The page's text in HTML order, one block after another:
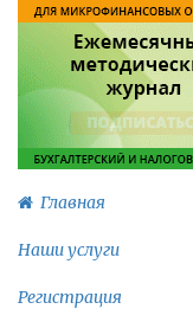
Главная
Наши услуги
Регистрация